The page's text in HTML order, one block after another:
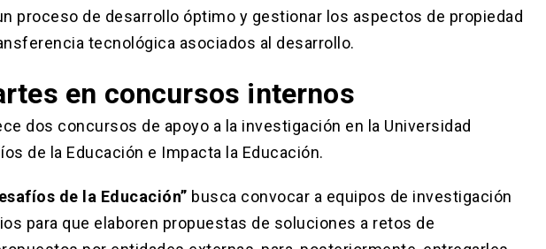
proceso de desarrollo óptimo y gestionar los aspectos de propiedad
tecnológica asociados al desarrollo.
en concursos internos
dos concursos de apoyo a la investigación en la Universidad
de la Educación e Impacta la Educación.
de la Educación” busca convocar a equipos de investigación
para que elaboren propuestas de soluciones a retos de